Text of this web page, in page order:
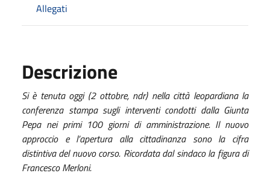
Allegati
Descrizione
Si è tenuta oggi (2 ottobre, ndr) nella città leopardiana la
conferenza stampa sugli interventi condotti dalla Giunta
Pepa nei primi 100 giorni di amministrazione. Il nuovo
approccio e l’apertura alla cittadinanza sono la cifra
distintiva del nuovo corso. Ricordata dal sindaco la figura di
Francesco Merloni.